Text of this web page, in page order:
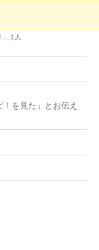
… 1人
を見た」とお伝え